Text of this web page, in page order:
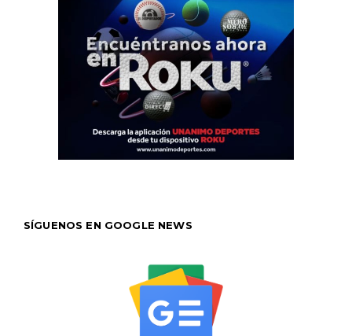
SÍGUENOS EN GOOGLE NEWS